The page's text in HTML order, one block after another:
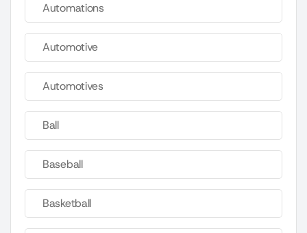
Automations
Automotive
Automotives
Ball
Baseball
Basketball